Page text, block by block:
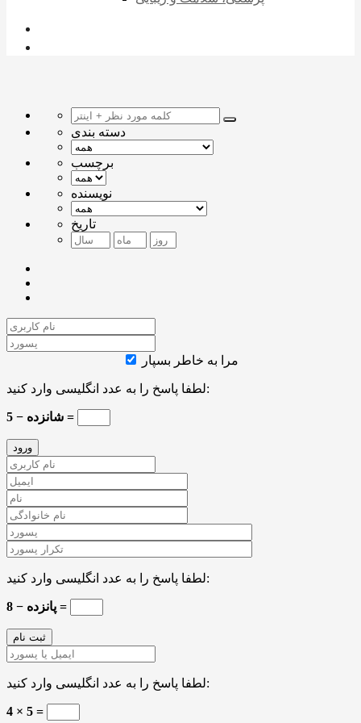
دسته بندی
برچسب
نویسنده
تاریخ
مرا به خاطر بسپار
لطفا پاسخ را به عدد انگلیسی وارد کنید:
شانزده − 5 =
لطفا پاسخ را به عدد انگلیسی وارد کنید:
پانزده − 8 =
لطفا پاسخ را به عدد انگلیسی وارد کنید:
4 × 5 =